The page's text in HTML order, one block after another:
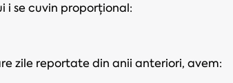
i se cuvin proporțional:
zile reportate din anii anteriori, avem: